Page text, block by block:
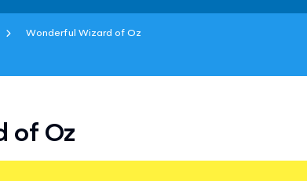
Wonderful Wizard of Oz
of Oz